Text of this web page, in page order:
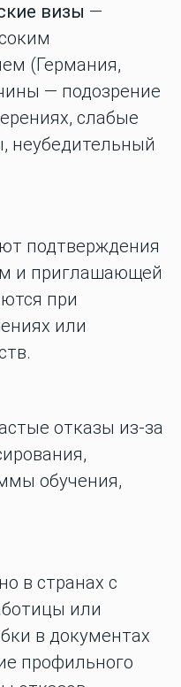
визы —
(Германия,
— подозрение
слабые
неубедительный
подтверждения
и приглашающей
при
или
отказы из-за
обучения,
в странах с
или
в документах
профильного